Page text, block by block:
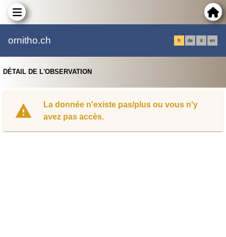
ornitho.ch fr de it en
DÉTAIL DE L'OBSERVATION
La donnée n'existe pas/plus ou vous n'y
avez pas accès.